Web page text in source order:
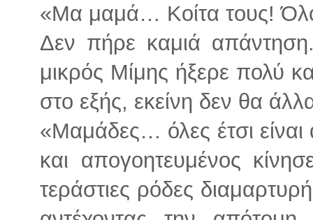
«Μα μαμά… Κοίτα τους!
Δεν πήρε καμιά
μικρός Μίμης ήξερε πολύ
στο εξής, εκείνη δεν θα
«Μαμάδες… όλες έτσι
και απογοητευμένος
τεράστιες ρόδες